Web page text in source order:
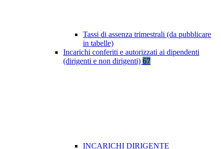
Tassi di assenza trimestrali (da pubblicare
in tabelle)
Incarichi conferiti e autorizzati ai dipendenti
(dirigenti e non dirigenti) 67
INCARICHI DIRIGENTE